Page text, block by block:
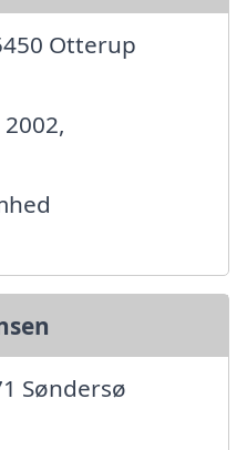
Otterup
Søndersø